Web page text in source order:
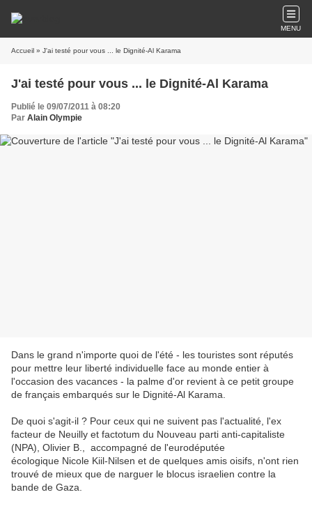
MENU
Accueil » J'ai testé pour vous ... le Dignité-Al Karama
J'ai testé pour vous ... le Dignité-Al Karama
Publié le 09/07/2011 à 08:20
Par Alain Olympie
Dans le grand n'importe quoi de l'été - les touristes sont réputés
pour mettre leur liberté individuelle face au monde entier à
l'occasion des vacances - la palme d'or revient à ce petit groupe
de français embarqués sur le Dignité-Al Karama.
De quoi s'agit-il ? Pour ceux qui ne suivent pas l'actualité, l'ex
facteur de Neuilly et factotum du Nouveau parti anti-capitaliste
(NPA), Olivier B., accompagné de l'eurodéputée
écologique Nicole Kiil-Nilsen et de quelques amis oisifs, n'ont rien
trouvé de mieux que de narguer le blocus israelien contre la
bande de Gaza.